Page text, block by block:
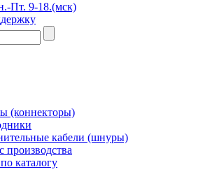
Пт. 9-18.(мск)
(коннекторы)
кабели (шнуры)
производства
каталогу